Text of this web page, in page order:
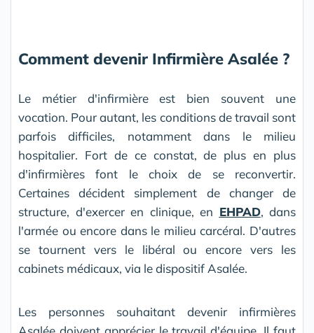
Comment devenir Infirmière Asalée ?
Le métier d'infirmière est bien souvent une
vocation. Pour autant, les conditions de travail sont
parfois difficiles, notamment dans le milieu
hospitalier. Fort de ce constat, de plus en plus
d'infirmières font le choix de se reconvertir.
Certaines décident simplement de changer de
structure, d'exercer en clinique, en EHPAD, dans
l'armée ou encore dans le milieu carcéral. D'autres
se tournent vers le libéral ou encore vers les
cabinets médicaux, via le dispositif Asalée.
Les personnes souhaitant devenir infirmières